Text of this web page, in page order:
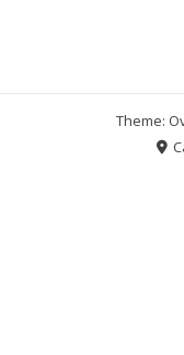
Theme: